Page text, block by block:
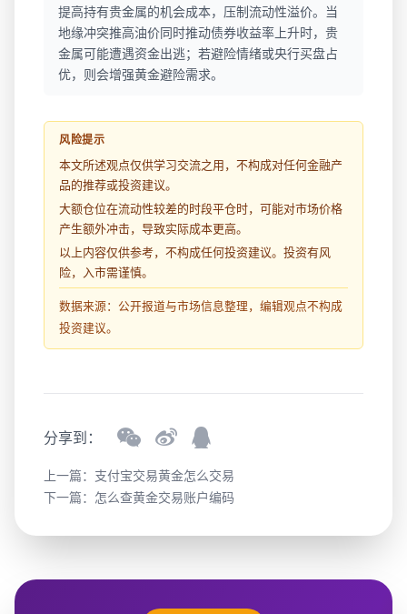
提高持有贵金属的机会成本，压制流动性溢价。当
地缘冲突推高油价同时推动债券收益率上升时，贵
金属可能遭遇资金出逃；若避险情绪或央行买盘占
优，则会增强黄金避险需求。
风险提示
本文所述观点仅供学习交流之用，不构成对任何金融产
品的推荐或投资建议。
大额仓位在流动性较差的时段平仓时，可能对市场价格
产生额外冲击，导致实际成本更高。
以上内容仅供参考，不构成任何投资建议。投资有风
险，入市需谨慎。
数据来源：公开报道与市场信息整理，编辑观点不构成
投资建议。
分享到：
上一篇： 支付宝交易黄金怎么交易
下一篇： 怎么查黄金交易账户编码